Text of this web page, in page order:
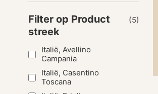
Filter op Product
streek
(5)
Italië, Avellino
Campania
Italië, Casentino
Toscana